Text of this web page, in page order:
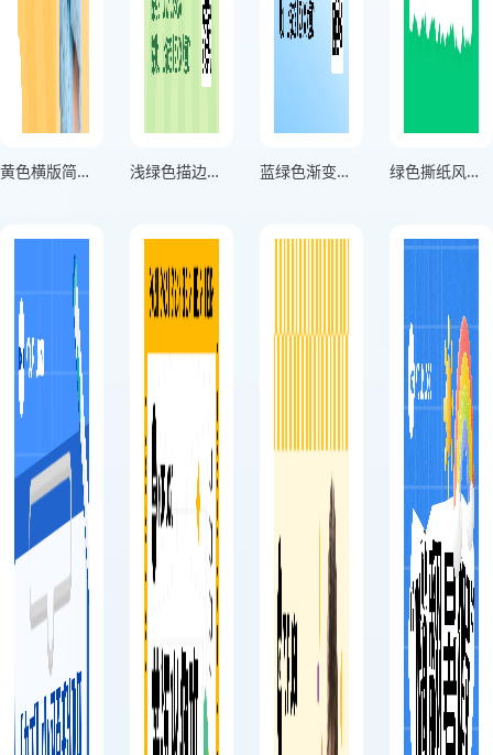
黄色横版简约风小初衔接预科班招生海报 浅绿色描边风幼小衔接班竖版暑期招生海报 蓝绿色渐变风音乐兴趣班竖版招新海报 绿色撕纸风幼小衔接班方形招生宣传海报